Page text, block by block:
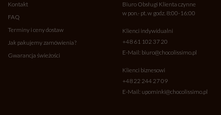
Kontakt
FAQ
Terminy i ceny dostaw
Jak pakujemy zamówienia?
Gwarancja świeżości
Biuro Obsługi Klienta czynne
w pon.- pt. w godz. 8:00-16:00
Klienci indywidualni
+48 61 102 37 20
E-Mail: biuro@chocolissimo.pl
Klienci biznesowi
+48 22 244 27 09
E-Mail: upominki@chocolissimo.pl